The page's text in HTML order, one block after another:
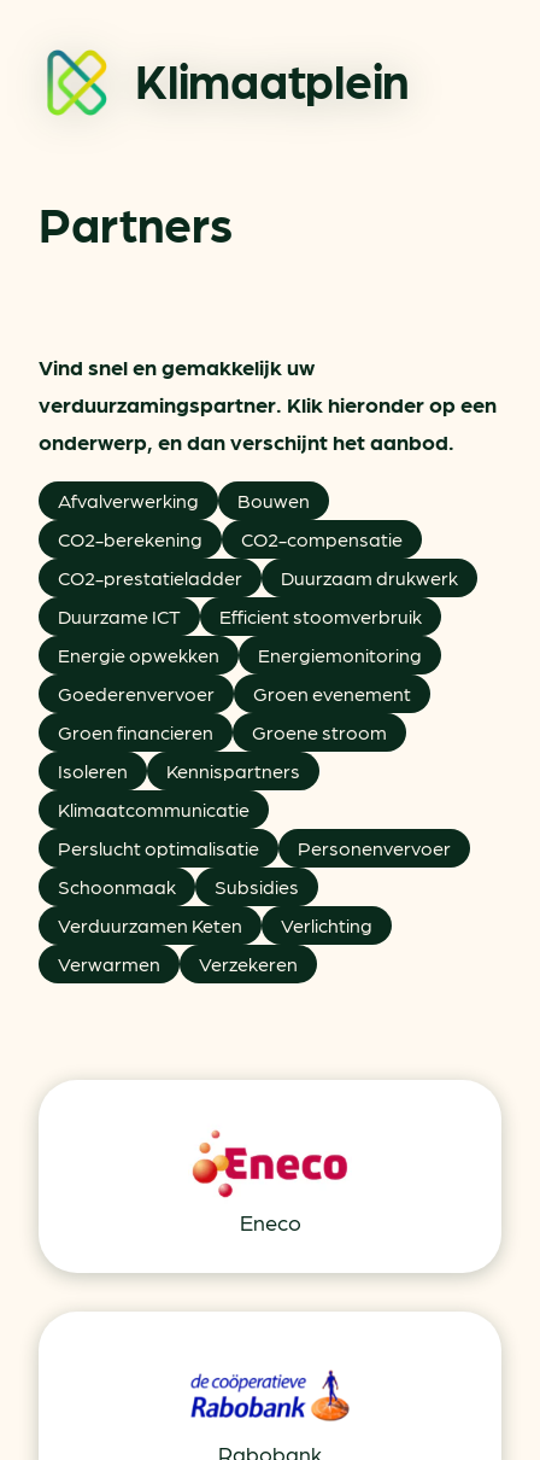
Klimaatplein
Partners
Vind snel en gemakkelijk uw
verduurzamingspartner. Klik hieronder op een
onderwerp, en dan verschijnt het aanbod.
Afvalverwerking
Bouwen
CO2-berekening
CO2-compensatie
CO2-prestatieladder
Duurzaam drukwerk
Duurzame ICT
Efficient stoomverbruik
Energie opwekken
Energiemonitoring
Goederenvervoer
Groen evenement
Groen financieren
Groene stroom
Isoleren
Kennispartners
Klimaatcommunicatie
Perslucht optimalisatie
Personenvervoer
Schoonmaak
Subsidies
Verduurzamen Keten
Verlichting
Verwarmen
Verzekeren
Eneco
Rabobank